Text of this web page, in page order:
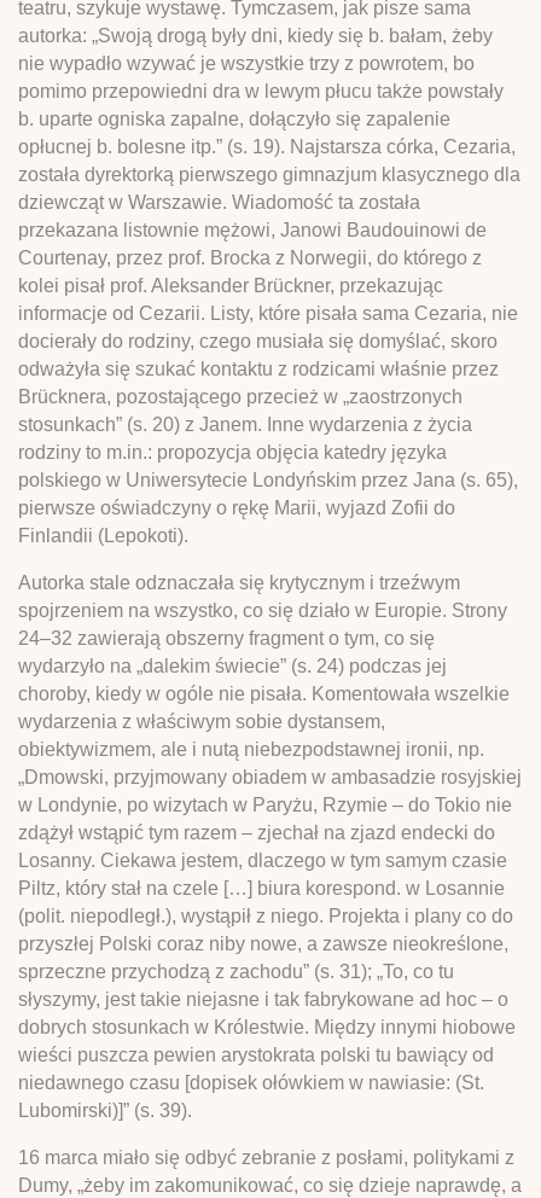
teatru, szykuje wystawę. Tymczasem, jak pisze sama
autorka: „Swoją drogą były dni, kiedy się b. bałam, żeby
nie wypadło wzywać je wszystkie trzy z powrotem, bo
pomimo przepowiedni dra w lewym płucu także powstały
b. uparte ogniska zapalne, dołączyło się zapalenie
opłucnej b. bolesne itp.” (s. 19). Najstarsza córka, Cezaria,
została dyrektorką pierwszego gimnazjum klasycznego dla
dziewcząt w Warszawie. Wiadomość ta została
przekazana listownie mężowi, Janowi Baudouinowi de
Courtenay, przez prof. Brocka z Norwegii, do którego z
kolei pisał prof. Aleksander Brückner, przekazując
informacje od Cezarii. Listy, które pisała sama Cezaria, nie
docierały do rodziny, czego musiała się domyślać, skoro
odważyła się szukać kontaktu z rodzicami właśnie przez
Brücknera, pozostającego przecież w „zaostrzonych
stosunkach” (s. 20) z Janem. Inne wydarzenia z życia
rodziny to m.in.: propozycja objęcia katedry języka
polskiego w Uniwersytecie Londyńskim przez Jana (s. 65),
pierwsze oświadczyny o rękę Marii, wyjazd Zofii do
Finlandii (Lepokoti).
Autorka stale odznaczała się krytycznym i trzeźwym
spojrzeniem na wszystko, co się działo w Europie. Strony
24–32 zawierają obszerny fragment o tym, co się
wydarzyło na „dalekim świecie” (s. 24) podczas jej
choroby, kiedy w ogóle nie pisała. Komentowała wszelkie
wydarzenia z właściwym sobie dystansem,
obiektywizmem, ale i nutą niebezpodstawnej ironii, np.
„Dmowski, przyjmowany obiadem w ambasadzie rosyjskiej
w Londynie, po wizytach w Paryżu, Rzymie – do Tokio nie
zdążył wstąpić tym razem – zjechał na zjazd endecki do
Losanny. Ciekawa jestem, dlaczego w tym samym czasie
Piltz, który stał na czele […] biura korespond. w Losannie
(polit. niepodległ.), wystąpił z niego. Projekta i plany co do
przyszłej Polski coraz niby nowe, a zawsze nieokreślone,
sprzeczne przychodzą z zachodu” (s. 31); „To, co tu
słyszymy, jest takie niejasne i tak fabrykowane ad hoc – o
dobrych stosunkach w Królestwie. Między innymi hiobowe
wieści puszcza pewien arystokrata polski tu bawiący od
niedawnego czasu [dopisek ołówkiem w nawiasie: (St.
Lubomirski)]” (s. 39).
16 marca miało się odbyć zebranie z posłami, politykami z
Dumy, „żeby im zakomunikować, co się dzieje naprawdę, a